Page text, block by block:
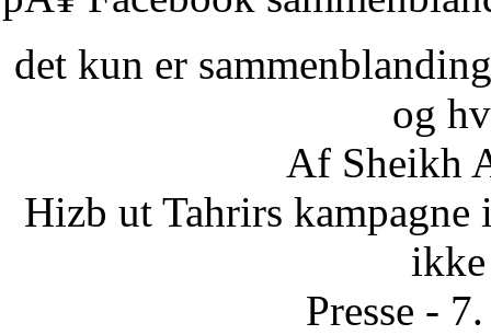
det kun er
og
Af Sheikh
Hizb ut Tahrirs
Presse -